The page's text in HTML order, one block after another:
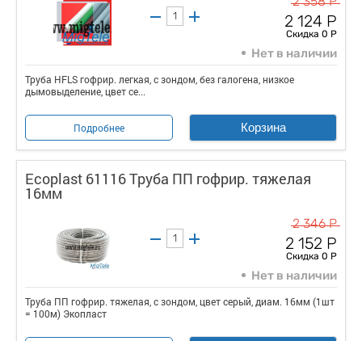
2 124 Р
Скидка 0 Р
Нет в наличии
Труба HFLS гофрир. легкая, с зондом, без галогена, низкое
дымовыделение, цвет се...
Подробнее Корзина
Ecoplast 61116 Труба ПП гофрир. тяжелая
16мм
2 346 Р
2 152 Р
Скидка 0 Р
Нет в наличии
Труба ПП гофрир. тяжелая, с зондом, цвет серый, диам. 16мм (1шт
= 100м) Экопласт